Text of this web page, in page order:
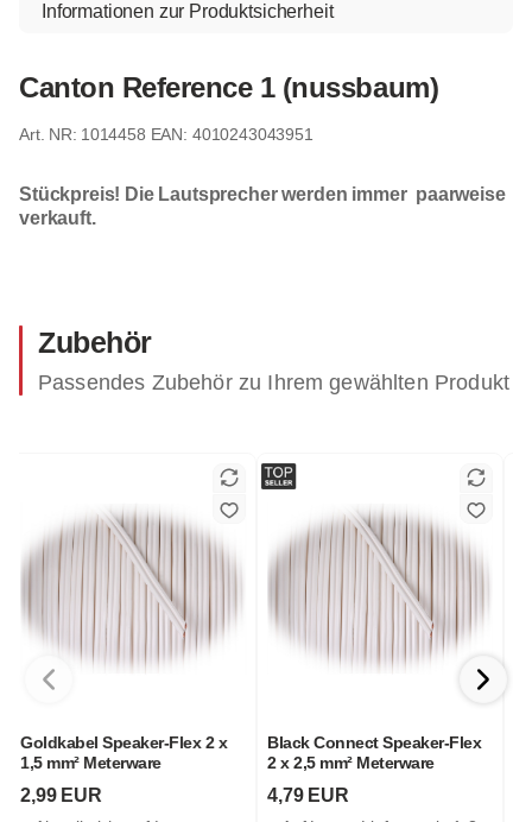
Informationen zur Produktsicherheit
Canton Reference 1 (nussbaum)
1014458 EAN: 4010243043951
Stückpreis! Die Lautsprecher werden immer paarweise
verkauft.
Zubehör
Passendes Zubehör zu Ihrem gewählten Produkt
Black Connect Speaker-Flex
2 x 2,5 mm² Meterware
4,79 EUR
Goldkabel Speaker-Flex 2 x
4,0 mm² Meterware
6,99 EUR